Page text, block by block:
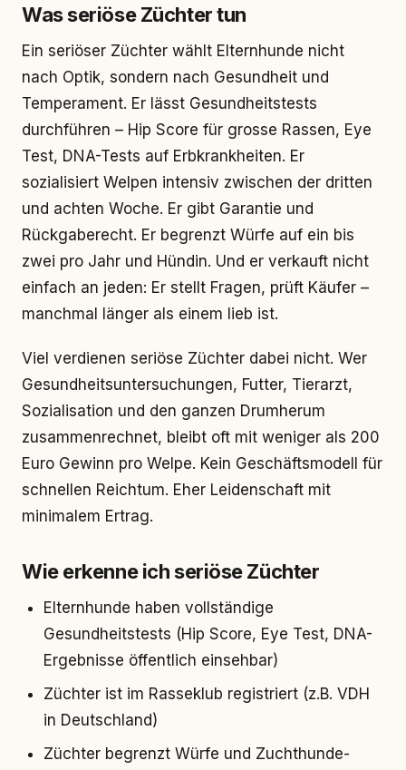
Was seriöse Züchter tun
Ein seriöser Züchter wählt Elternhunde nicht
nach Optik, sondern nach Gesundheit und
Temperament. Er lässt Gesundheitstests
durchführen – Hip Score für grosse Rassen, Eye
Test, DNA-Tests auf Erbkrankheiten. Er
sozialisiert Welpen intensiv zwischen der dritten
und achten Woche. Er gibt Garantie und
Rückgaberecht. Er begrenzt Würfe auf ein bis
zwei pro Jahr und Hündin. Und er verkauft nicht
einfach an jeden: Er stellt Fragen, prüft Käufer –
manchmal länger als einem lieb ist.
Viel verdienen seriöse Züchter dabei nicht. Wer
Gesundheitsuntersuchungen, Futter, Tierarzt,
Sozialisation und den ganzen Drumherum
zusammenrechnet, bleibt oft mit weniger als 200
Euro Gewinn pro Welpe. Kein Geschäftsmodell für
schnellen Reichtum. Eher Leidenschaft mit
minimalem Ertrag.
Wie erkenne ich seriöse Züchter
Elternhunde haben vollständige
Gesundheitstests (Hip Score, Eye Test, DNA-
Ergebnisse öffentlich einsehbar)
Züchter ist im Rasseklub registriert (z.B. VDH
in Deutschland)
Züchter begrenzt Würfe und Zuchthunde-